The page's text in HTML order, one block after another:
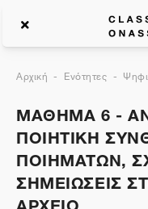
Αρχική Ενότητες
ΜΑΘΗΜΑ 6 -
ΠΟΙΗΤΙΚΗ
ΠΟΙΗΜΑΤΩΝ,
ΣΗΜΕΙΩΣΕΙΣ